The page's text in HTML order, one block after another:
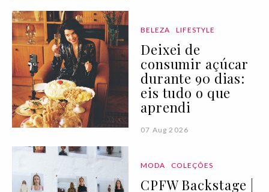
BELEZA LIFESTYLE
Deixei de
consumir açúcar
durante 90 dias:
eis tudo o que
aprendi
07 Aug 2026
MODA COLEÇÕES
CPFW Backstage |